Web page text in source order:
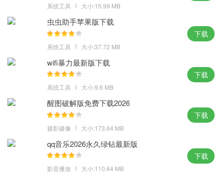
1、IE9/IE10/IE11版本内核，同时拥有更加稳定、快速的Chrome内
核，轻盈主页带来全新体验
2、基于强劲内核Chromium75极速启动秒开网页，还支持多台设备
间云同步、鼠标手势等多项功能
3、将最常用、最热门的网站定制到新标签页，支持网址编辑和换
肤，沉浸式横向全屏体验非一般
4、智能拦截垃圾广告还有病毒木马的入侵，拥有极简风格的主页满
足你快速搜索的需求，还可以设置无痕上网模式
小编点评：
刚开始使用的时候以为只是个青铜，没想到竟然是个速度与兼容性
的王者，小智双核浏览器下载安装 可以带你飞得浏览器。
系统工具 大小:15.99 MB
虫虫助手苹果版下载
系统工具 大小:37.72 MB
下载
wifi暴力最新版下载
系统工具 大小:9.6 MB
下载
醒图破解版免费下载2026
摄影摄像 大小:173.64 MB
下载
qq音乐2026永久绿钻最新版
影音播放 大小:110.64 MB
下载